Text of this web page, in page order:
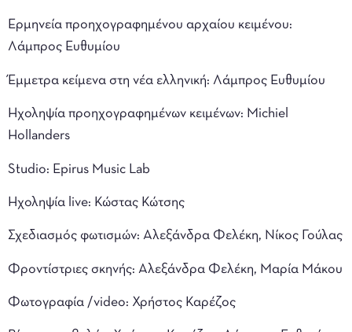
Ερμηνεία προηχογραφημένου αρχαίου κειμένου:
Λάμπρος Ευθυμίου
Έμμετρα κείμενα στη νέα ελληνική: Λάμπρος Ευθυμίου
Ηχοληψία προηχογραφημένων κειμένων: Michiel
Hollanders
Studio: Epirus Music Lab
Ηχοληψία live: Κώστας Κώτσης
Σχεδιασμός φωτισμών: Αλεξάνδρα Φελέκη, Νίκος Γούλας
Φροντίστριες σκηνής: Αλεξάνδρα Φελέκη, Μαρία Μάκου
Φωτογραφία /video: Χρήστος Καρέζος